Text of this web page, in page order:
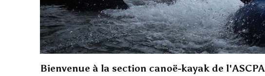
Bienvenue à la section canoë-kayak de l'ASCPA